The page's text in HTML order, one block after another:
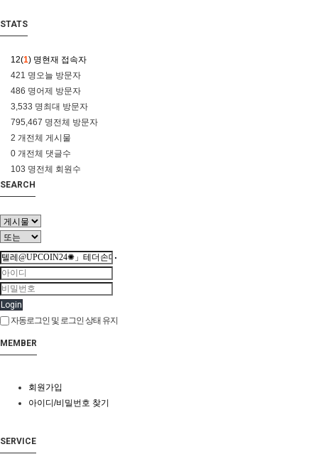
STATS
12(1) 명현재 접속자
421 명오늘 방문자
486 명어제 방문자
3,533 명최대 방문자
795,467 명전체 방문자
2 개 전체 게시물
0 개 전체 댓글수
103 명전체 회원수
SEARCH
Login
자동로그인 및 로그인 상태 유지
MEMBER
회원가입
아이디/비밀번호 찾기
SERVICE